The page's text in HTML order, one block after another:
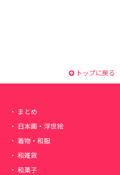
トップに戻る
まとめ
日本画・浮世絵
着物・和服
和雑貨
和菓子